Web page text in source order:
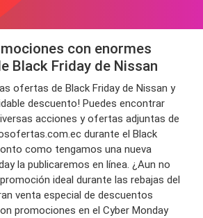
con enormes
Black Friday de Nissan
ofertas de Black Friday de Nissan y
descuento! Puedes encontrar
acciones y ofertas adjuntas de
durante el Black
como tengamos una nueva
la publicaremos en línea. ¿Aun no
ideal durante las rebajas del
venta especial de descuentos
promociones en el Cyber Monday